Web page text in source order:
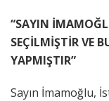
“SAYIN
SEÇİLMİŞTİR VE
YAPMIŞTIR”
Sayın İmamoğlu,